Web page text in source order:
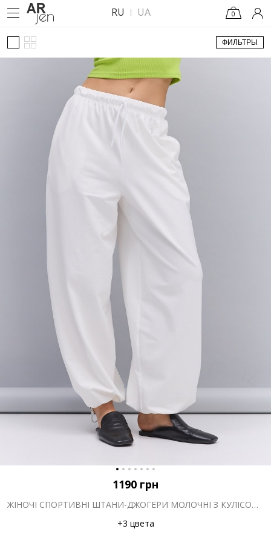
RU UA 0
ФИЛЬТРЫ
1190 грн
ЖІНОЧІ СПОРТИВНІ ШТАНИ-ДЖОГЕРИ МОЛОЧНІ З КУЛІСОЮ ВНИЗУ
+3 цвета